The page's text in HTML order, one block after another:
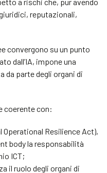
reputazionali,
convergono su un punto
dall’IA, impone una
da parte degli organi di
coerente con:
Operational Resilience Act),
body la responsabilità
ICT;
il ruolo degli organi di